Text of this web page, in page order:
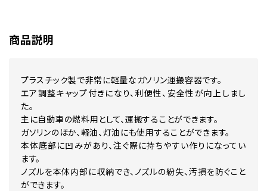
商品説明
プラスチック製で非常に軽量なガソリン運搬容器です。
エア調整キャップ付きになり、利便性、安全性が向上しまし
た。
主に自動車の燃料用として、運搬することができます。
ガソリンのほか、軽油、灯油にも使用することができます。
本体底部に凹みがあり、注ぐ際に持ちやすい作りになってい
ます。
ノズルを本体内部に収納でき、ノズルの紛失、汚損を防ぐこと
ができます。